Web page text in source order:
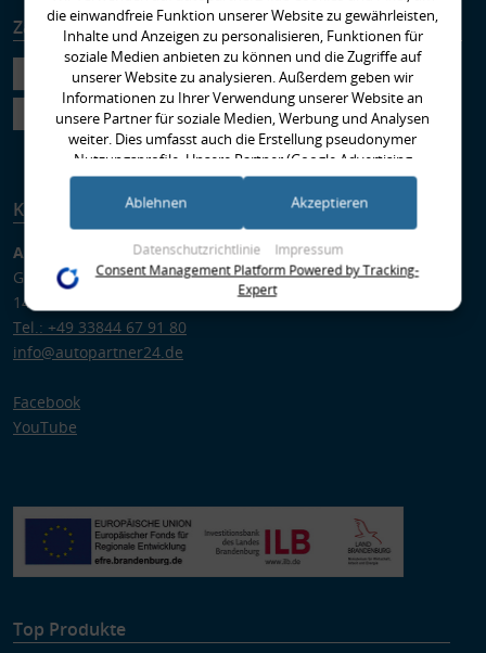
Zahlungsarten Versandarten
Kontakt
Autopartner GmbH
Gregor-von-Brück-Ring 1
14822 Brück
Tel.: +49 33844 67 91 80
info@autopartner24.de
Facebook
YouTube
Top Produkte
die einwandfreie Funktion unserer Website zu gewährleisten,
Inhalte und Anzeigen zu personalisieren, Funktionen für
soziale Medien anbieten zu können und die Zugriffe auf
unserer Website zu analysieren. Außerdem geben wir
Informationen zu Ihrer Verwendung unserer Website an
unsere Partner für soziale Medien, Werbung und Analysen
weiter. Dies umfasst auch die Erstellung pseudonymer
Nutzungsprofile. Unsere Partner (Google Advertising
Products) führen diese Informationen möglicherweise mit
weiteren Daten zusammen, die Sie ihnen bereitgestellt haben
im Rahmen Ihrer Nutzung der Dienste gesammelt haben
(bspw. Nutzungsdaten anderer Geräte). Ihre Einwilligung zur
Nutzung von Cookies und Pixeln können Sie jederzeit
widerrufen, indem Sie auf den Datenschutz-Button links
unten klicken und dort die entsprechenden Anpassungen
Speichern von oder Zugriff auf Informationen auf einem Endgerät
Verwendung reduzierter Daten zur Auswahl von Werbeanzeigen
Messung der Werbeleistung
Messung der Performance von Inhalten
Analyse von Zielgruppen durch Statistiken oder Kombinationen
Besondere Features:
Datenschutzrichtlinie Impressum
Ablehnen Akzeptieren
Consent Management Platform Powered by Tracking-
Expert